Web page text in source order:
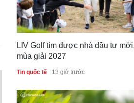
LIV Golf tìm được nhà đầu tư
mùa giải 2027
Tin quốc tế 13 giờ trước